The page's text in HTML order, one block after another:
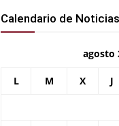
Calendario de Noticias
agosto
L M X J